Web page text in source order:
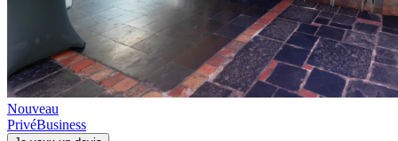
Nouveau
PrivéBusiness